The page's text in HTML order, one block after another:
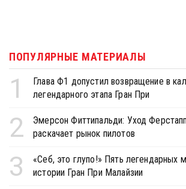
ПОПУЛЯРНЫЕ МАТЕРИАЛЫ
1
Глава Ф1 допустил возвращение в
легендарного этапа Гран При
2
Эмерсон Фиттипальди: Уход
раскачает рынок пилотов
3
«Себ, это глупо!» Пять легендарных
истории Гран При Малайзии